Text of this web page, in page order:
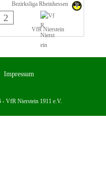
Bezirksliga Rheinhessen
2
VfR Nierstein
Impressum
VfR Nierstein 1911 e.V.